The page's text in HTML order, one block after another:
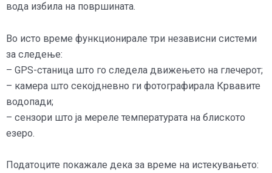
вода избила на површината.
Во исто време функционирале три независни системи
за следење:
– GPS-станица што го следела движењето на глечерот;
– камера што секојдневно ги фотографирала Крвавите
водопади;
– сензори што ја мереле температурата на блиското
езеро.
Податоците покажале дека за време на истекувањето: